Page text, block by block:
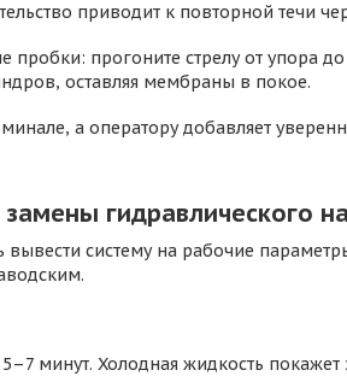
приводит к повторной течи
прогоните стрелу от упора
оставляя мембраны в покое.
а оператору добавляет
гидравлического
вывести систему на рабочие
минут. Холодная жидкость